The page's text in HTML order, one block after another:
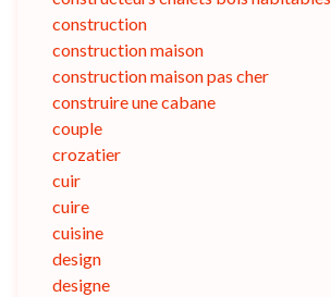
construction
construction maison
construction maison pas cher
construire une cabane
couple
crozatier
cuir
cuire
cuisine
design
designe